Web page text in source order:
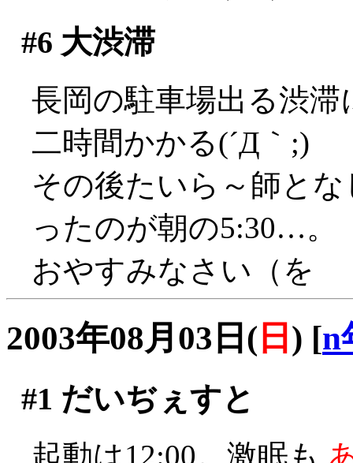
#6 大渋滞
長岡の駐車場出る渋
二時間かかる(´Д｀;)
その後たいら～師と
ったのが朝の5:30…。
おやすみなさい（を
2003年08月03日( 日 ) [n
#1 だいぢぇすと
起動は12:00。激眠も